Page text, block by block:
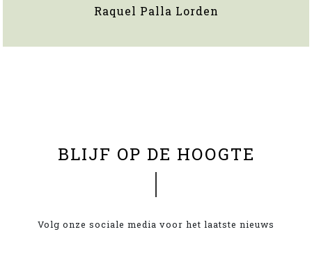
Raquel Palla Lorden
BLIJF OP DE HOOGTE
Volg onze sociale media voor het laatste nieuws